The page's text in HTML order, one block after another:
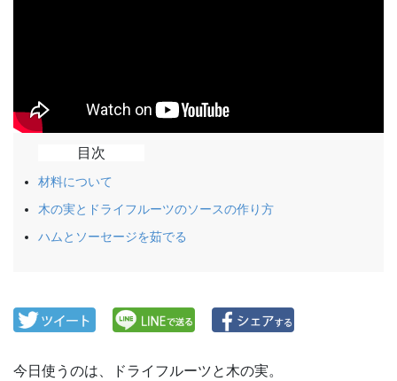
目次
材料について
木の実とドライフルーツのソースの作り方
ハムとソーセージを茹でる
今日使うのは、ドライフルーツと木の実。